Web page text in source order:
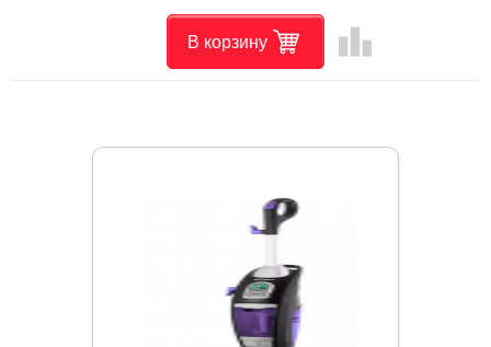
В корзину leaderboard